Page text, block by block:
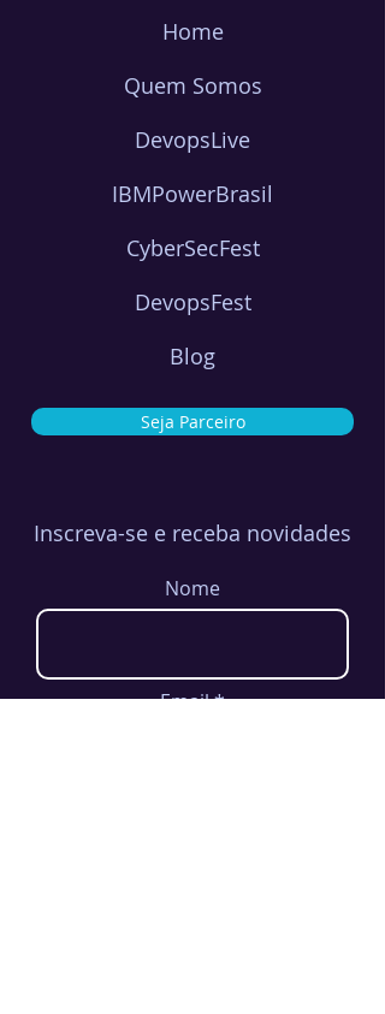
Home
Quem Somos
DevopsLive
IBMPowerBrasil
CyberSecFest
DevopsFest
Blog
Seja Parceiro
Inscreva-se e receba novidades
Nome
Email